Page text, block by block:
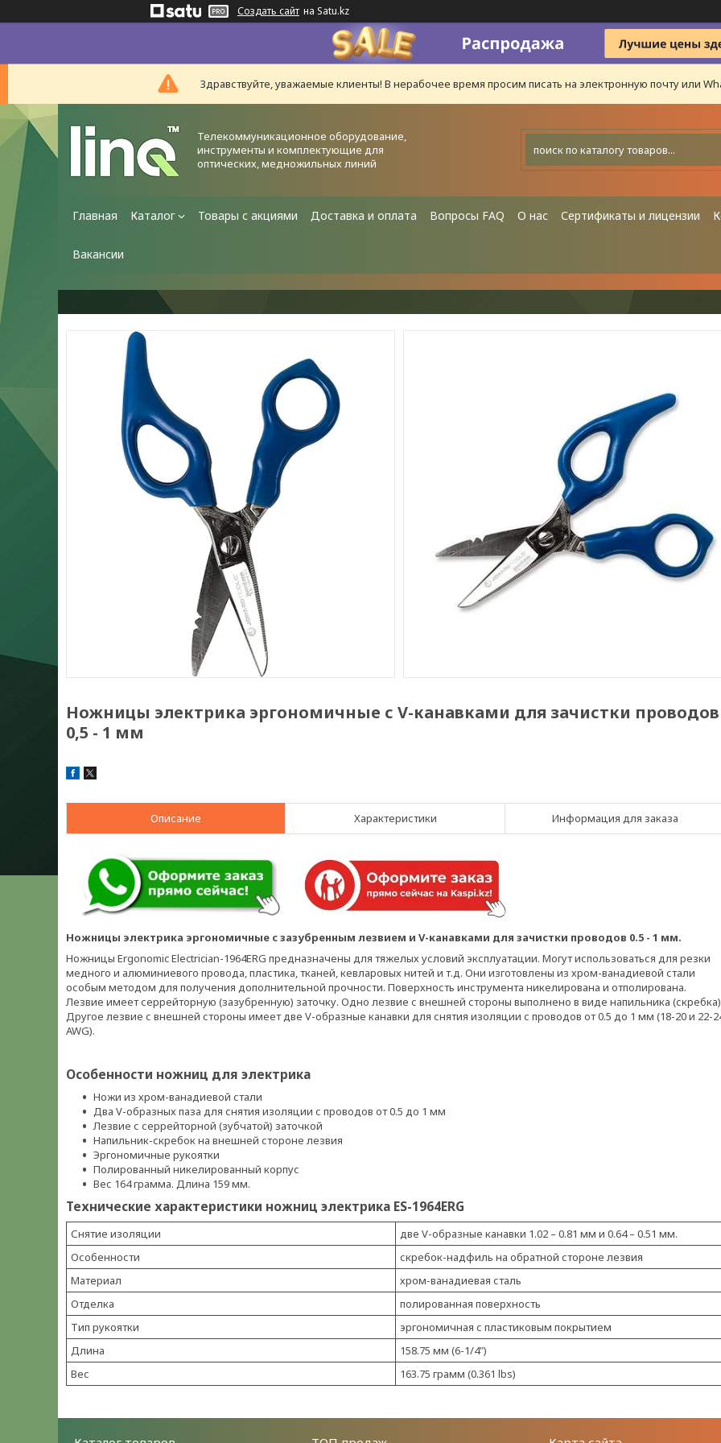
Создать сайт на Satu.kz
Здравствуйте, уважаемые клиенты! В нерабочее время просим писать на электронную почту или
Телекоммуникационное оборудование,
инструменты и комплектующие для
оптических, медножильных линий
Главная Каталог Товары с акциями Доставка и оплата Вопросы FAQ О нас Сертификаты и лицензии
Вакансии
Ножницы электрика эргономичные с V-канавками для зачистки проводов
0,5 - 1 мм
Описание Характеристики Информация для заказа
Ножницы электрика эргономичные с зазубренным лезвием и V-канавками для зачистки проводов 0.5 - 1 мм.
Ножницы Ergonomic Electrician-1964ERG предназначены для тяжелых условий эксплуатации. Могут использоваться для резки
медного и алюминиевого провода, пластика, тканей, кевларовых нитей и т.д. Они изготовлены из хром-ванадиевой стали
особым методом для получения дополнительной прочности. Поверхность инструмента никелирована и отполирована.
Лезвие имеет серрейторную (зазубренную) заточку. Одно лезвие с внешней стороны выполнено в виде напильника
Другое лезвие с внешней стороны имеет две V-образные канавки для снятия изоляции с проводов от 0.5 до 1 мм (18-20 и 22-
AWG).
Особенности ножниц для электрика
Ножи из хром-ванадиевой стали
Два V-образных паза для снятия изоляции с проводов от 0.5 до 1 мм
Лезвие с серрейторной (зубчатой) заточкой
Напильник-скребок на внешней стороне лезвия
Эргономичные рукоятки
Полированный никелированный корпус
Вес 164 грамма. Длина 159 мм.
Технические характеристики ножниц электрика ES-1964ERG
Снятие изоляции
две V-образные канавки 1.02 – 0.81 мм и 0.64 – 0.51 мм.
Особенности
скребок-надфиль на обратной стороне лезвия
Материал
хром-ванадиевая сталь
Отделка
полированная поверхность
Тип рукоятки
эргономичная с пластиковым покрытием
Длина
158.75 мм (6-1/4")
Вес
163.75 грамм (0.361 lbs)